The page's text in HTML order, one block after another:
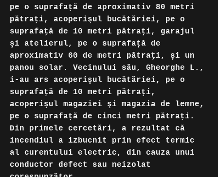
pe o suprafaţă de aproximativ 80 metri
pătraţi, acoperişul bucătăriei, pe o
suprafaţă de 10 metri pătraţi, garajul
şi atelierul, pe o suprafaţă de
aproximativ 60 de metri pătraţi, şi un
panou solar. Vecinului său, Gheorghe L.,
i-au ars acoperişul bucătăriei, pe o
suprafaţă de 10 metri pătraţi,
acoperişul magaziei şi magazia de lemne,
pe o suprafaţă de cinci metri pătraţi.
Din primele cercetări, a rezultat că
incendiul a izbucnit prin efect termic
al curentului electric, din cauza unui
conductor defect sau neizolat